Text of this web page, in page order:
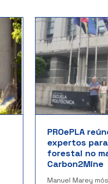
PROePLA
expertos
forestal no
Carbon2Mine
Manuel Marey